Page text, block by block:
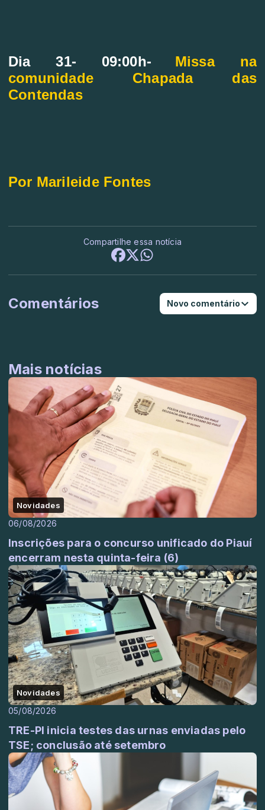
Dia 31- 09:00h-
Missa na
comunidade Chapada das
Contendas
Por Marileide Fontes
Compartilhe essa notícia
Comentários Novo comentário
Mais notícias
Novidades
06/08/2026
Inscrições para o concurso unificado do Piauí
encerram nesta quinta-feira (6)
Novidades
05/08/2026
TRE-PI inicia testes das urnas enviadas pelo
TSE; conclusão até setembro